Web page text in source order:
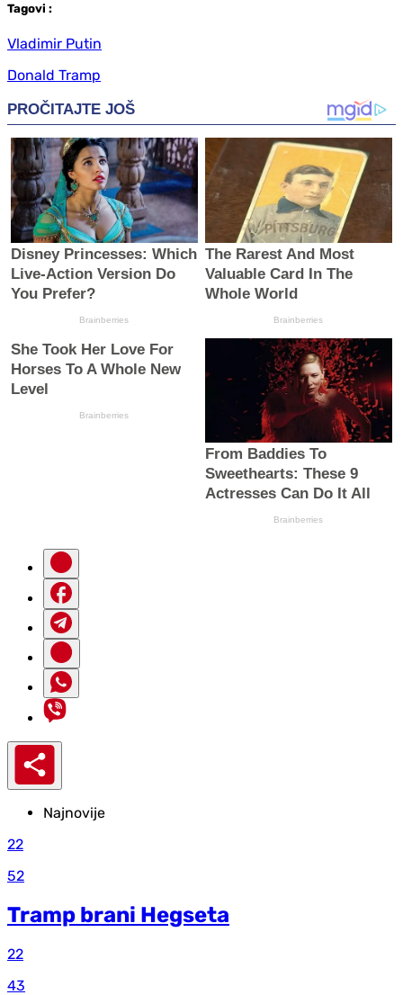
Tagovi :
Vladimir Putin
Donald Tramp
Najnovije
22
52
Tramp brani Hegseta
22
43